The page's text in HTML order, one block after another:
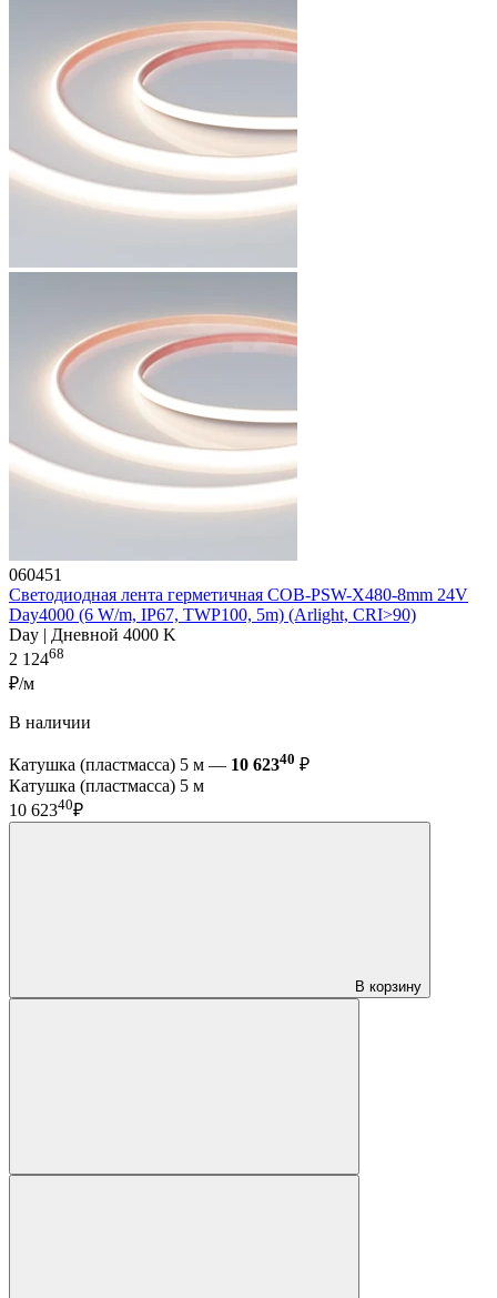
060451
Светодиодная лента герметичная COB-PSW-X480-8mm 24V
Day4000 (6 W/m, IP67, TWP100, 5m) (Arlight, CRI>90)
Day | Дневной 4000 K
2 12468
₽/м
В наличии
Катушка (пластмасса) 5 м — 10 62340 ₽
Катушка (пластмасса) 5 м
10 62340₽
В корзину